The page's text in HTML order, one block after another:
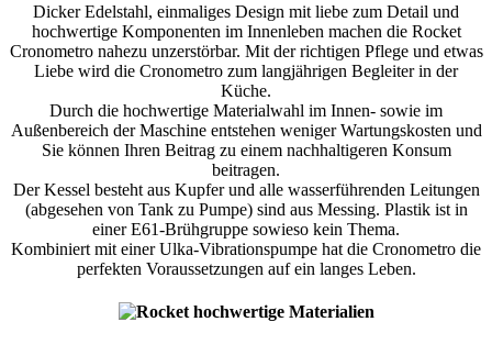
Dicker Edelstahl, einmaliges Design mit liebe zum Detail und
hochwertige Komponenten im Innenleben machen die Rocket
Cronometro nahezu unzerstörbar. Mit der richtigen Pflege und etwas
Liebe wird die Cronometro zum langjährigen Begleiter in der
Küche.
Durch die hochwertige Materialwahl im Innen- sowie im
Außenbereich der Maschine entstehen weniger Wartungskosten und
Sie können Ihren Beitrag zu einem nachhaltigeren Konsum
beitragen.
Der Kessel besteht aus Kupfer und alle wasserführenden Leitungen
(abgesehen von Tank zu Pumpe) sind aus Messing. Plastik ist in
einer E61-Brühgruppe sowieso kein Thema.
Kombiniert mit einer Ulka-Vibrationspumpe hat die Cronometro die
perfekten Voraussetzungen auf ein langes Leben.